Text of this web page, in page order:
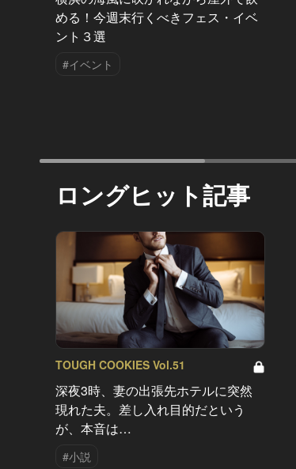
める！今週末行くべきフェス・イベ
ント３選
#イベント
ロングヒット記事
TOUGH COOKIES Vol.51
深夜3時、妻の出張先ホテルに突然
現れた夫。差し入れ目的だという
が、本音は…
#小説